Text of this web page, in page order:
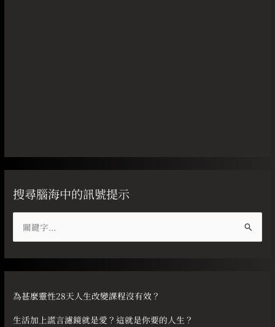
搜尋腦海中的訊號提示
尋
關
字
為甚麼靈性28天人生改變課程沒有效？
生活加上謊言濾鏡就是愛？這就是你要的人生？